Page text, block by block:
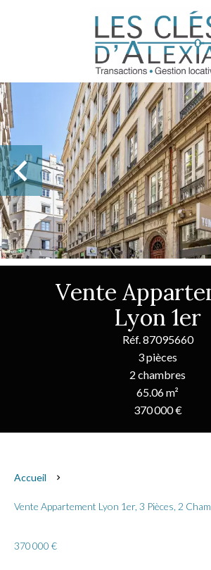
Vente
Lyon 1er
Réf. 87095660
3 pièces
2 chambres
65.06 m²
370 000 €
Accueil
Vente Appartement Lyon 1er, 3 Pièces, 2
370 000 €